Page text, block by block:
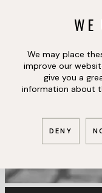
WE
We may place
improve our
give you a
information about
DENY